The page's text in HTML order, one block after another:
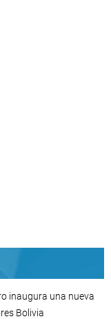
inaugura una nueva
Bolivia